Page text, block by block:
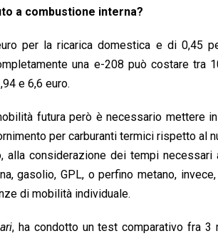
a combustione interna?
per la ricarica domestica e di 0,45
una e-208 può costare tra
e 6,6 euro.
futura però è necessario mettere
per carburanti termici rispetto al
alla considerazione dei tempi necessari
gasolio, GPL, o perfino metano,
di mobilità individuale.
, ha condotto un test comparativo fra 3